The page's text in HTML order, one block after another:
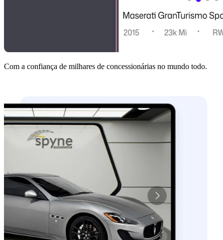
Com a confiança de milhares de concessionárias no mundo todo.